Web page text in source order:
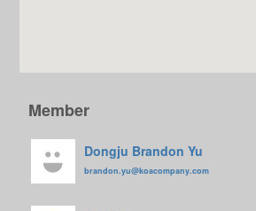
Member
Dongju Brandon Yu
brandon.yu@koacompany.com